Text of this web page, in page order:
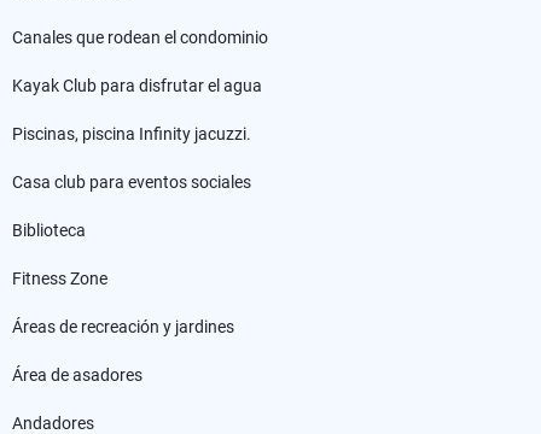
Canales que rodean el condominio
Kayak Club para disfrutar el agua
Piscinas, piscina Infinity jacuzzi.
Casa club para eventos sociales
Biblioteca
Fitness Zone
Áreas de recreación y jardines
Área de asadores
Andadores